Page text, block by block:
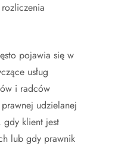
pojawia się w
usług
i radców
udzielanej
gdy klient jest
lub gdy prawnik